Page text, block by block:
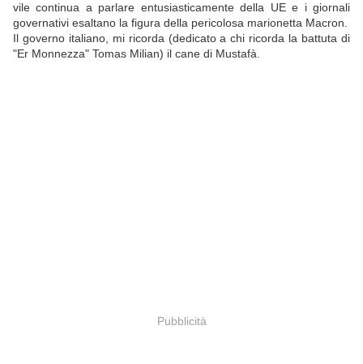
vile continua a parlare entusiasticamente della UE e i giornali
governativi esaltano la figura della pericolosa marionetta Macron.
Il governo italiano, mi ricorda (dedicato a chi ricorda la battuta di
"Er Monnezza" Tomas Milian) il cane di Mustafà.
Pubblicità